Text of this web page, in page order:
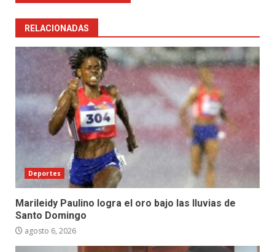
RELACIONADAS
Deportes
Marileidy Paulino logra el oro bajo las lluvias de
Santo Domingo
agosto 6, 2026